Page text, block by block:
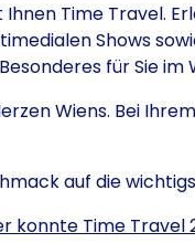
Time Travel.
Shows
für Sie im
Wiens. Bei
auf die
konnte Time Travel